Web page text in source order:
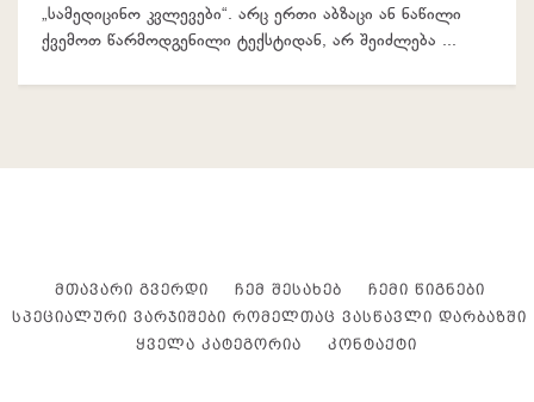
„სამედიცინო კვლევები“. არც ერთი აბზაცი ან ნაწილი
ქვემოთ წარმოდგენილი ტექსტიდან, არ შეიძლება ...
ᲛᲗᲐᲕᲐᲠᲘ ᲒᲕᲔᲠᲓᲘ ᲩᲔᲛ ᲨᲔᲡᲐᲮᲔᲑ
ᲩᲔᲛᲘ ᲬᲘᲒᲜᲔᲑᲘ
ᲡᲞᲔᲪᲘᲐᲚᲣᲠᲘ ᲕᲐᲠᲯᲘᲨᲔᲑᲘ ᲠᲝᲛᲔᲚᲗᲐᲪ ᲕᲐᲡᲬᲐᲕᲚᲘ ᲓᲐᲠᲑᲐᲖᲨᲘ
ᲧᲕᲔᲚᲐ ᲙᲐᲢᲔᲒᲝᲠᲘᲐ
ᲙᲝᲜᲢᲐᲥᲢᲘ